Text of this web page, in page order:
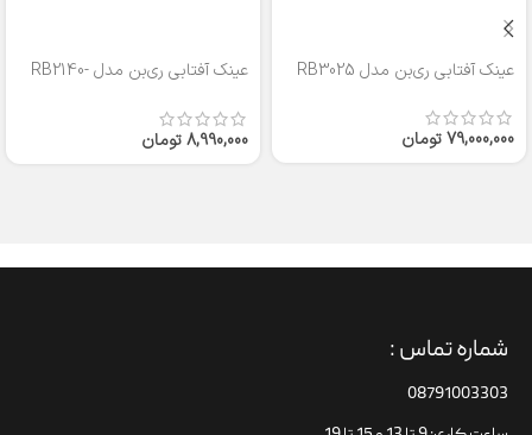
عینک آفتابی ری‌بن مدل RB3025
79,000,000تومان
عینک آفتابی ری‌بن مدل RB2140-
8,990,000تومان
شماره تماس :
08791003303